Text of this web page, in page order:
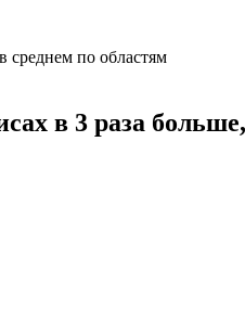
среднем по областям
в 3 раза